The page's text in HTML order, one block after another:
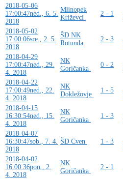
2018-05-06
17:00:47ned., 6. 5.
2018
Mlinopek
Križevci
2 - 1
2018-05-02
17:00:06sre., 2. 5.
2018
ŠD NK
Rotunda
2 - 3
2018-04-29
17:00:47ned., 29.
4. 2018
NK
Goričanka
0 - 2
2018-04-22
17:00:49ned., 22.
4. 2018
NK
Dokležovje
1 - 5
2018-04-15
16:30:54ned., 15.
4. 2018
NK
Goričanka
1 - 3
2018-04-07
16:30:47sob., 7. 4.
2018
ŠD Cven 1 - 3
2018-04-02
16:00:36pon., 2.
4. 2018
NK
Goričanka
2 - 1